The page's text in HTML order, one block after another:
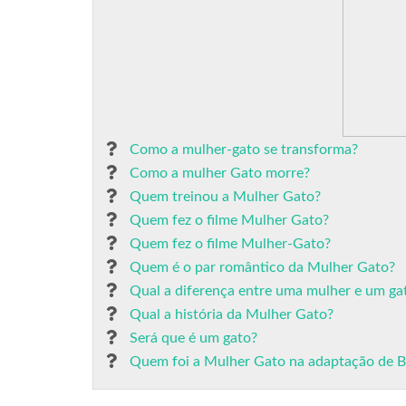
Como a mulher-gato se transforma?
Como a mulher Gato morre?
Quem treinou a Mulher Gato?
Quem fez o filme Mulher Gato?
Quem fez o filme Mulher-Gato?
Quem é o par romântico da Mulher Gato?
Qual a diferença entre uma mulher e um
Qual a história da Mulher Gato?
Será que é um gato?
Quem foi a Mulher Gato na adaptação de